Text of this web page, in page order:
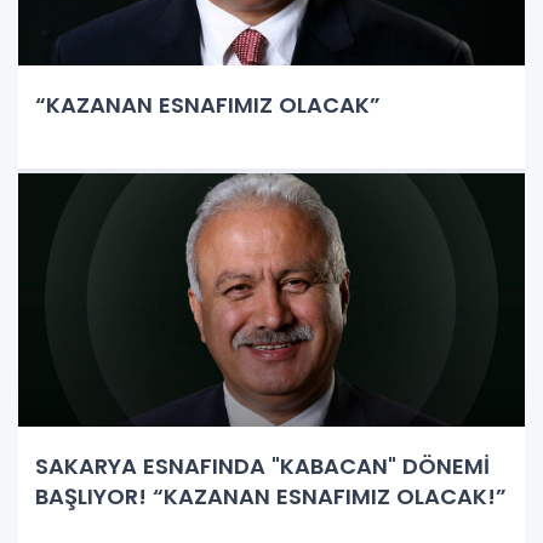
“KAZANAN ESNAFIMIZ OLACAK”
SAKARYA ESNAFINDA "KABACAN" DÖNEMİ
BAŞLIYOR! “KAZANAN ESNAFIMIZ OLACAK!”